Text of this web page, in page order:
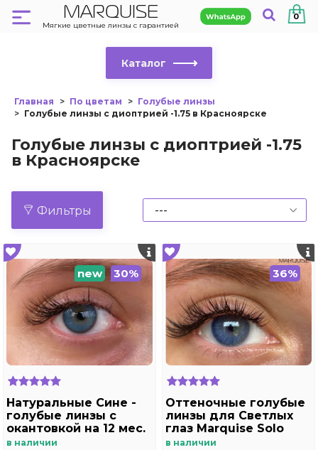
MARQUISE
Мягкие цветные линзы с гарантией
0
Каталог
Главная По цветам
Голубые линзы
Голубые линзы с диоптрией -1.75 в Красноярске
Голубые линзы с диоптрией -1.75
в Красноярске
Фильтры
new 30%
Натуральные Сине -
голубые линзы c
окантовкой на 12 мес.
Marquise essvase Blue
в наличии
36%
Оттеночные голубые
линзы для Светлых
глаз Marquise Solo
blue для
в наличии